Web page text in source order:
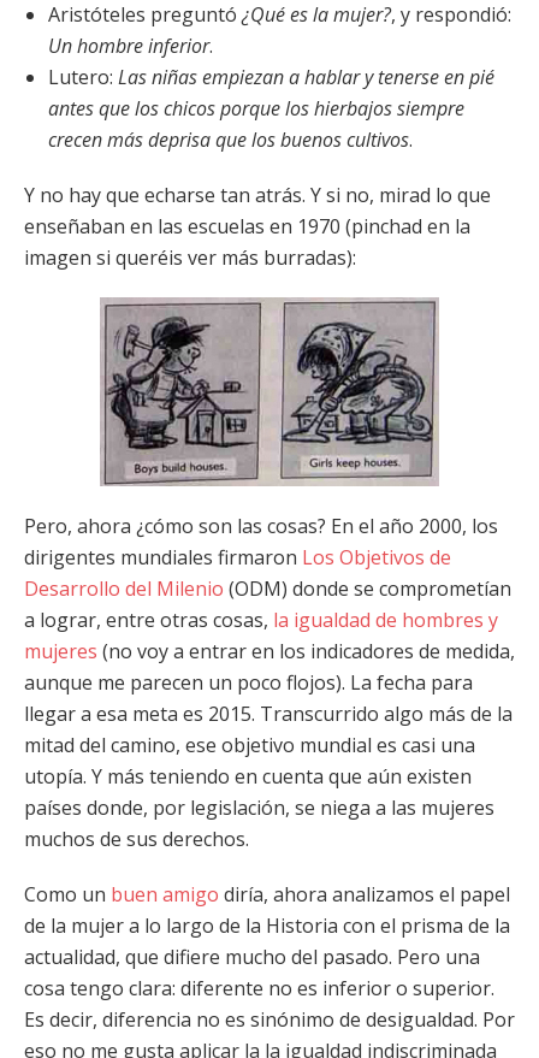
Aristóteles preguntó¿Qué es la mujer?, y respondió:
Un hombre inferior.
Lutero: Las niñas empiezan a hablar y tenerse en pié
antes que los chicos porque los hierbajos siempre
crecen más deprisa que los buenos cultivos.
Y no hay que echarse tan atrás. Y si no, mirad lo que
enseñaban en las escuelas en 1970 (pinchad en la
imagen si queréis ver más burradas):
Pero, ahora ¿cómo son las cosas? En el año 2000, los
dirigentes mundiales firmaron Los Objetivos de
Desarrollo del Milenio (ODM) donde se comprometían
a lograr, entre otras cosas, la igualdad de hombres y
mujeres (no voy a entrar en los indicadores de medida,
aunque me parecen un poco flojos). La fecha para
llegar a esa meta es 2015. Transcurrido algo más de la
mitad del camino, ese objetivo mundial es casi una
utopía. Y más teniendo en cuenta que aún existen
países donde, por legislación, se niega a las mujeres
muchos de sus derechos.
Como un buen amigo diría, ahora analizamos el papel
de la mujer a lo largo de la Historia con el prisma de la
actualidad, que difiere mucho del pasado. Pero una
cosa tengo clara: diferente no es inferior o superior.
Es decir, diferencia no es sinónimo de desigualdad. Por
eso no me gusta aplicar la la igualdad indiscriminada